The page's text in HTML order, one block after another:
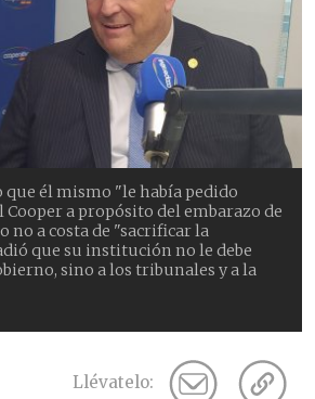
que él mismo "le había pedido
a propósito del embarazo de
no a costa de "sacrificar la
que su institución no le debe
sino a los tribunales y a la
Llévatelo: